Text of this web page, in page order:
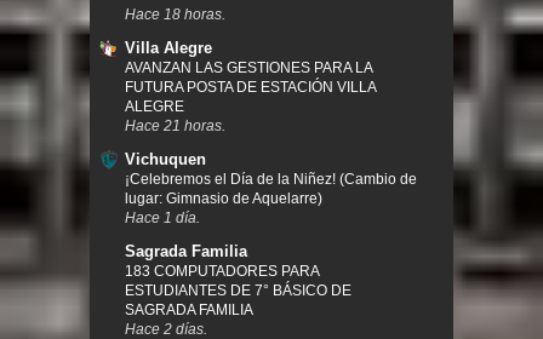
Hace 18 horas.
Villa Alegre
AVANZAN LAS GESTIONES PARA LA
FUTURA POSTA DE ESTACIÓN VILLA
ALEGRE
Hace 21 horas.
Vichuquen
¡Celebremos el Día de la Niñez! (Cambio de
lugar: Gimnasio de Aquelarre)
Hace 1 día.
Sagrada Familia
183 COMPUTADORES PARA
ESTUDIANTES DE 7° BÁSICO DE
SAGRADA FAMILIA
Hace 2 días.